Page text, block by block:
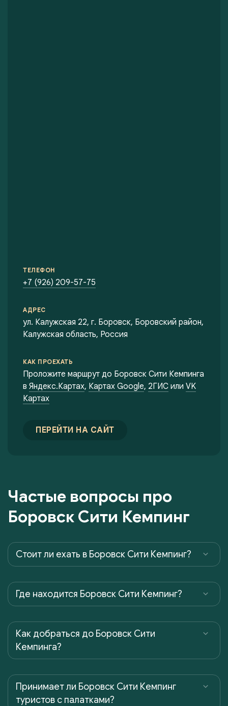
ТЕЛЕФОН
+7 (926) 209-57-75
АДРЕС
ул. Калужская 22, г. Боровск, Боровский район,
Калужская область, Россия
КАК ПРОЕХАТЬ
Проложите маршрут до Боровск Сити Кемпинга
в Яндекс.Картах, Картах Google, 2ГИС или VK
Картах
ПЕРЕЙТИ НА САЙТ
Частые вопросы про
Боровск Сити Кемпинг
Cтоит ли ехать в Боровск Сити Кемпинг?
Где находится Боровск Сити Кемпинг?
Как добраться до Боровск Сити
Кемпинга?
Принимает ли Боровск Сити Кемпинг
туристов с палатками?